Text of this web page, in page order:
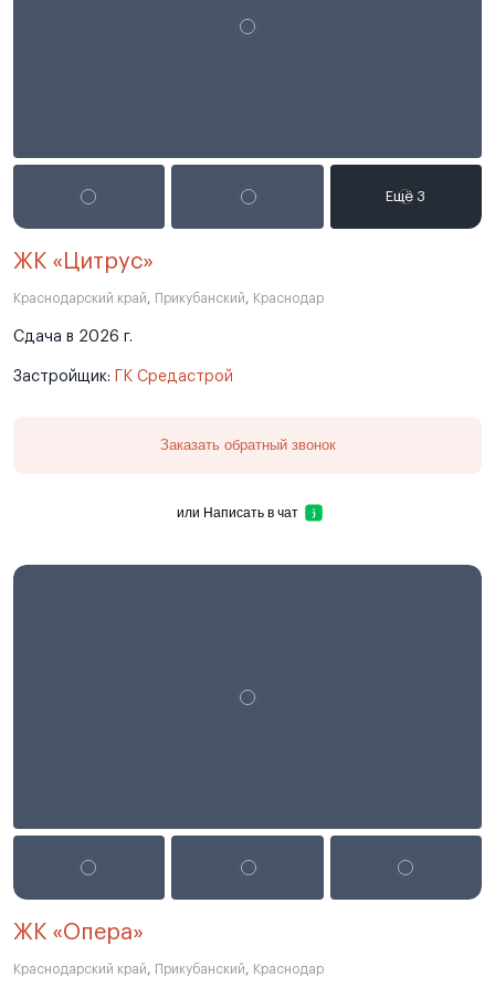
ЖК «Цитрус»
Краснодарский край, Прикубанский, Краснодар
Сдача в 2026 г.
Застройщик: ГК Средастрой
Заказать обратный звонок
или Написать в чат
ЖК «Опера»
Краснодарский край, Прикубанский, Краснодар